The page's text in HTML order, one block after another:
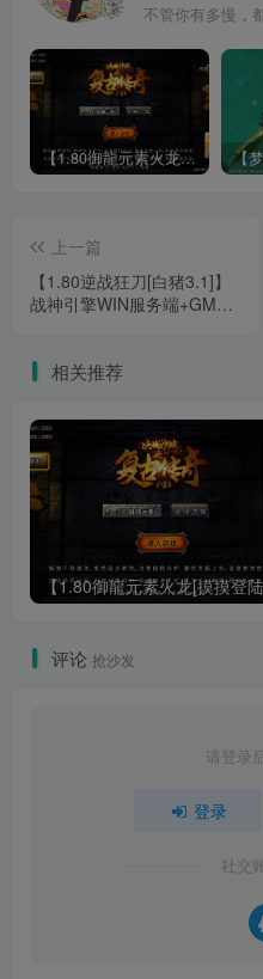
【1.80御龍元素火龙[摸摸登陆器]】战神引擎WIN服务端+GM工具+充值后台+双端+架设教程
上一篇
【1.80逆战狂刀[白猪3.1]】
战神引擎WIN服务端+GM工
相关推荐
评论 抢沙发
请登录
登录
社交